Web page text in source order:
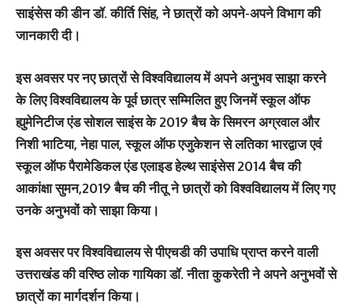
साइंसेस की डीन डॉ. कीर्ति सिंह, ने छात्रों को अपने-अपने विभाग की
जानकारी दी।
इस अवसर पर नए छात्रों से विश्वविद्यालय में अपने अनुभव साझा करने
के लिए विश्वविद्यालय के पूर्व छात्र सम्मिलित हुए जिनमें स्कूल ऑफ
ह्युमेनिटीज एंड सोशल साइंस के 2019 बैच के सिमरन अग्रवाल और
निशी भाटिया, नेहा पाल, स्कूल ऑफ एजुकेशन से लतिका भारद्वाज एवं
स्कूल ऑफ पैरामेडिकल एंड एलाइड हेल्थ साइंसेस 2014 बैच की
आकांक्षा सुमन,2019 बैच की नीतू ने छात्रों को विश्वविद्यालय में लिए गए
उनके अनुभवों को साझा किया।
इस अवसर पर विश्वविद्यालय से पीएचडी की उपाधि प्राप्त करने वाली
उत्तराखंड की वरिष्ठ लोक गायिका डॉ. नीता कुकरेती ने अपने अनुभवों से
छात्रों का मार्गदर्शन किया।